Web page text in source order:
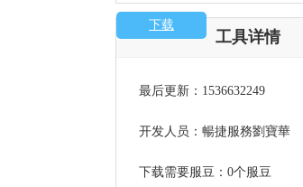
下载
工具详情
最后更新：1536632249
开发人员：暢捷服務劉寶華
下载需要服豆：0个服豆